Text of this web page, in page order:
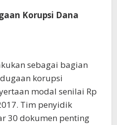
Korupsi Dana
sebagai bagian
korupsi
modal senilai Rp
Tim penyidik
30 dokumen penting